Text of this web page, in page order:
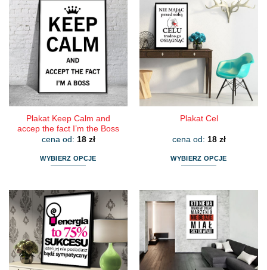
wiele
wariantów.
Opcje
można
wybrać
na
stronie
produktu
wiele
wariantów.
Opcje
można
wybrać
na
stronie
produktu
Plakat Keep Calm and
accep the fact I’m the Boss
cena od: 18 zł
WYBIERZ OPCJE
ma
wariantów.
Opcje
można
wybrać
Plakat Cel
cena od: 18 zł
WYBIERZ OPCJE
ma
wiele
wariantów.
Opcje
można
wybrać